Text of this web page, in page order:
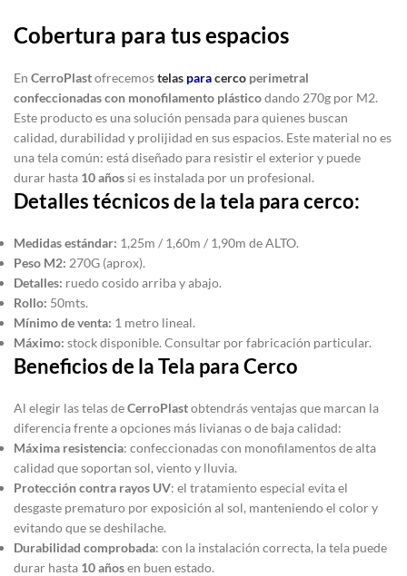
Cobertura para tus espacios
En CerroPlastofrecemostelas paracerco perimetral
confeccionadas con monofilamento plásticodando 270g por M2.
Este producto es una solución pensada para quienes buscan
calidad, durabilidad y prolijidad en sus espacios. Este material no es
una tela común: está diseñado para resistir el exterior y puede
durar hasta 10 añossi es instalada por un profesional.
Detalles técnicos de la tela para cerco:
Medidas estándar: 1,25m / 1,60m / 1,90m de ALTO.
Peso M2: 270G (aprox).
Detalles: ruedo cosido arriba y abajo.
Rollo: 50mts.
Mínimo de venta: 1 metro lineal.
Máximo: stock disponible. Consultar por fabricación particular.
Beneficios de la Tela para Cerco
Al elegir las telas deCerroPlastobtendrás ventajas que marcan la
diferencia frente a opciones más livianas o de baja calidad:
Máxima resistencia: confeccionadas con monofilamentos de alta
calidad que soportan sol, viento y lluvia.
Protección contra rayos UV: el tratamiento especial evita el
desgaste prematuro por exposición al sol, manteniendo el color y
evitando que se deshilache.
Durabilidad comprobada: con la instalación correcta, la tela puede
durar hasta 10 añosen buen estado.